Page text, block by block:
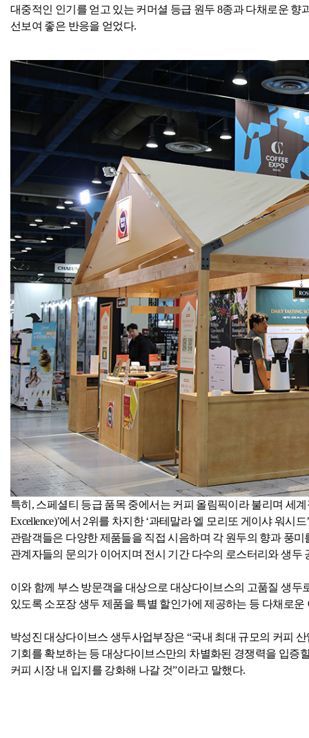
대중적인 인기를 얻고 있는 커머셜 등급 원두 8종과 다채로운 향
선보여 좋은 반응을 얻었다.
특히 , 스페셜티 등급 품목 중에서는 커피 올림픽이라 불리며 세
Excellence)’에서 2위를 차지한 ‘과테말라 엘 모리또 게이샤 워시
관람객들은 다양한 제품들을 직접 시음하며 각 원두의 향과 풍
관계자들의 문의가 이어지며 전시 기간 다수의 로스터리와 생
이와 함께 부스 방문객을 대상으로 대상다이브스의 고품질 생두
있도록 소포장 생두 제품을 특별 할인가에 제공하는 등 다채로운
박성진 대상다이브스 생두사업부장은 “국내 최대 규모의 커피
기회를 확보하는 등 대상다이브스만의 차별화된 경쟁력을 입증
커피 시장 내 입지를 강화해 나갈 것”이라고 말했다.